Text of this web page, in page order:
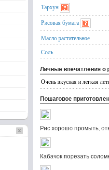
Тархун
Рисовая бумага
Масло растительное
Соль
Личные впечатления о
Очень вкусная и легкая
Пошаговое
Рис хорошо промыть,
Кабачок порезать